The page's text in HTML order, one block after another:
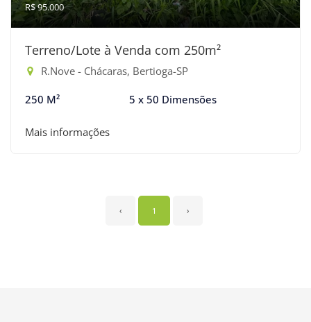
R$ 95.000
Terreno/Lote à Venda com 250m²
R.Nove - Chácaras, Bertioga-SP
250 M² 5 x 50 Dimensões
Mais informações
‹ 1 ›